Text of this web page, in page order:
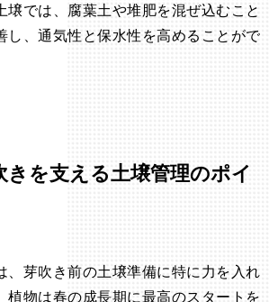
壌では、腐葉土や堆肥を混ぜ込むこと
し、通気性と保水性を高めることがで
きを支える土壌管理のポイ
、芽吹き前の土壌準備に特に力を入れ
植物は春の成長期に最高のスタートを